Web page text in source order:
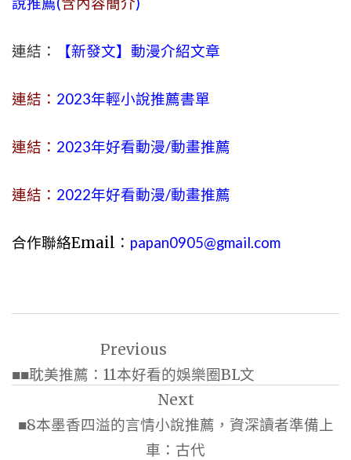
連結： 【新發文】動漫介紹文章
連結： 2023年輕小說推薦書單
連結： 2023年好看動漫/動畫推薦
連結： 2022年好看動漫/動畫推薦
合作聯絡Email： papan0905@gmail.com
導
覽
Previous
■■耽美推薦：11本好看的娛樂圈BL文
Next
■8本墨香四溢的言情小說推薦，資深讀者準備上
車：古代